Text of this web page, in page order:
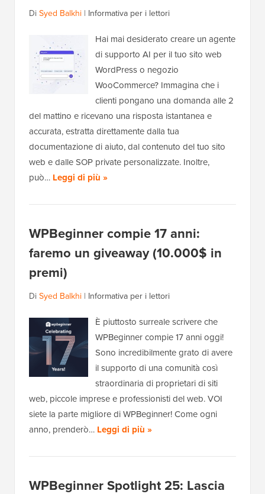
Di Syed Balkhi | Informativa per i lettori
Hai mai desiderato creare un agente
di supporto AI per il tuo sito web
WordPress o negozio
WooCommerce? Immagina che i
clienti pongano una domanda alle 2
del mattino e ricevano una risposta istantanea e
accurata, estratta direttamente dalla tua
documentazione di aiuto, dal contenuto del tuo sito
web e dalle SOP private personalizzate. Inoltre,
può… Leggi di più »
WPBeginner compie 17 anni:
faremo un giveaway (10.000$ in
premi)
Di Syed Balkhi | Informativa per i lettori
È piuttosto surreale scrivere che
WPBeginner compie 17 anni oggi!
Sono incredibilmente grato di avere
il supporto di una comunità così
straordinaria di proprietari di siti
web, piccole imprese e professionisti del web. VOI
siete la parte migliore di WPBeginner! Come ogni
anno, prenderò… Leggi di più »
WPBeginner Spotlight 25: Lascia